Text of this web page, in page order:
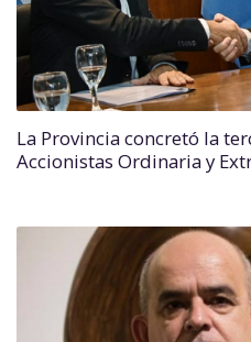
La Provincia concretó la
Accionistas Ordinaria y